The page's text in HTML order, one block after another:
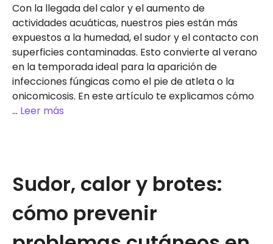
Con la llegada del calor y el aumento de
actividades acuáticas, nuestros pies están más
expuestos a la humedad, el sudor y el contacto con
superficies contaminadas. Esto convierte al verano
en la temporada ideal para la aparición de
infecciones fúngicas como el pie de atleta o la
onicomicosis. En este artículo te explicamos cómo
… Leer más
Sudor, calor y brotes:
cómo prevenir